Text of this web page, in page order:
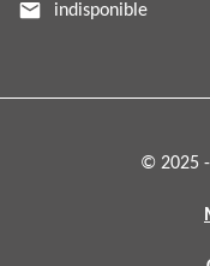
indisponible
© 2025